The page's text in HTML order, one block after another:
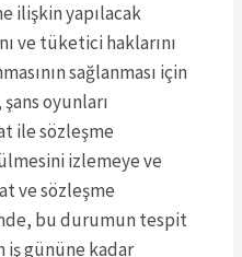
ilişkin yapılacak
ve tüketici haklarını
sağlanması için
oyunları
ile sözleşme
izlemeye ve
ve sözleşme
bu durumun tespit
iş gününe kadar